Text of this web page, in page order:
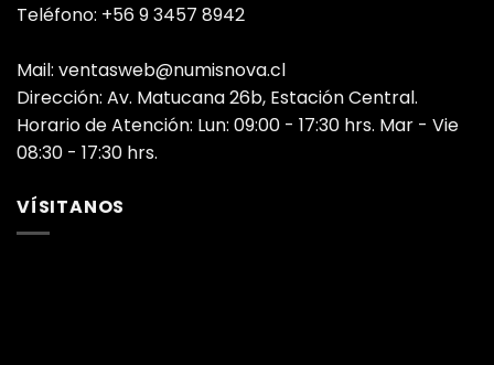
Teléfono: +56 9 3457 8942
Mail: ventasweb@numisnova.cl
Dirección: Av. Matucana 26b, Estación Central.
Horario de Atención: Lun: 09:00 - 17:30 hrs. Mar - Vie
08:30 - 17:30 hrs.
VÍSITANOS